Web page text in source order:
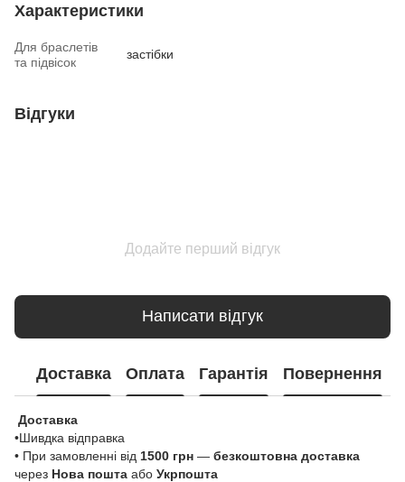
Характеристики
Для браслетів
та підвісок
застібки
Відгуки
Додайте перший відгук
Написати відгук
Доставка Оплата Гарантія Повернення
Доставка
•Шивдка відправка
• При замовленні від 1500 грн — безкоштовна доставка
через Нова пошта або Укрпошта